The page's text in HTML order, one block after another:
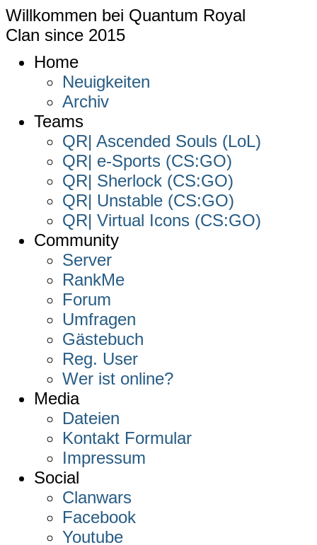
Willkommen bei Quantum Royal
Clan since 2015
Home
Neuigkeiten
Archiv
Teams
QR| Ascended Souls (LoL)
QR| e-Sports (CS:GO)
QR| Sherlock (CS:GO)
QR| Unstable (CS:GO)
QR| Virtual Icons (CS:GO)
Community
Server
RankMe
Forum
Umfragen
Gästebuch
Reg. User
Wer ist online?
Media
Dateien
Kontakt Formular
Impressum
Social
Clanwars
Facebook
Youtube